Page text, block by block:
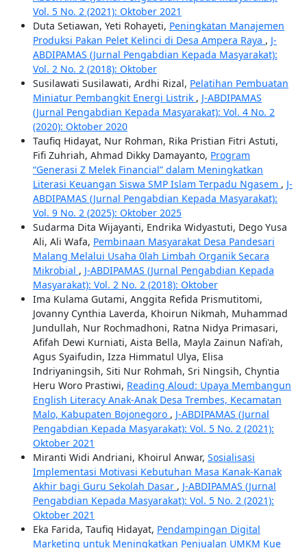
Vol. 5 No. 2 (2021): Oktober 2021
Duta Setiawan, Yeti Rohayeti, Peningkatan Manajemen
Produksi Pakan Pelet Kelinci di Desa Ampera Raya , J-
ABDIPAMAS (Jurnal Pengabdian Kepada Masyarakat):
Vol. 2 No. 2 (2018): Oktober
Susilawati Susilawati, Ardhi Rizal, Pelatihan Pembuatan
Miniatur Pembangkit Energi Listrik , J-ABDIPAMAS
(Jurnal Pengabdian Kepada Masyarakat): Vol. 4 No. 2
(2020): Oktober 2020
Taufiq Hidayat, Nur Rohman, Rika Pristian Fitri Astuti,
Fifi Zuhriah, Ahmad Dikky Damayanto, Program
“Generasi Z Melek Financial” dalam Meningkatkan
Literasi Keuangan Siswa SMP Islam Terpadu Ngasem , J-
ABDIPAMAS (Jurnal Pengabdian Kepada Masyarakat):
Vol. 9 No. 2 (2025): Oktober 2025
Sudarma Dita Wijayanti, Endrika Widyastuti, Dego Yusa
Ali, Ali Wafa, Pembinaan Masyarakat Desa Pandesari
Malang Melalui Usaha 0lah Limbah Organik Secara
Mikrobial , J-ABDIPAMAS (Jurnal Pengabdian Kepada
Masyarakat): Vol. 2 No. 2 (2018): Oktober
Ima Kulama Gutami, Anggita Refida Prismutitomi,
Jovanny Cynthia Laverda, Khoirun Nikmah, Muhammad
Jundullah, Nur Rochmadhoni, Ratna Nidya Primasari,
Afifah Dewi Kurniati, Aista Bella, Mayla Zainun Nafi'ah,
Agus Syaifudin, Izza Himmatul Ulya, Elisa
Indriyaningsih, Siti Nur Rohmah, Sri Ningsih, Chyntia
Heru Woro Prastiwi, Reading Aloud: Upaya Membangun
English Literacy Anak-Anak Desa Trembes, Kecamatan
Malo, Kabupaten Bojonegoro , J-ABDIPAMAS (Jurnal
Pengabdian Kepada Masyarakat): Vol. 5 No. 2 (2021):
Oktober 2021
Miranti Widi Andriani, Khoirul Anwar, Sosialisasi
Implementasi Motivasi Kebutuhan Masa Kanak-Kanak
Akhir bagi Guru Sekolah Dasar , J-ABDIPAMAS (Jurnal
Pengabdian Kepada Masyarakat): Vol. 5 No. 2 (2021):
Oktober 2021
Eka Farida, Taufiq Hidayat, Pendampingan Digital
Marketing untuk Meningkatkan Penjualan UMKM Kue